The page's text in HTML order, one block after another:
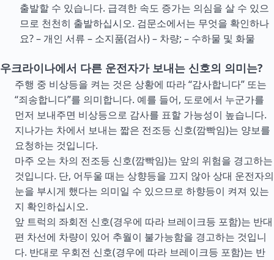
출발할 수 있습니다. 급격한 속도 증가는 의심을 살 수 있으
므로 천천히 출발하십시오. 검문소에서는 무엇을 확인하나
요? – 개인 서류 – 소지품(검사) – 차량; – 수하물 및 화물
우크라이나에서 다른 운전자가 보내는 신호의 의미는?
주행 중 비상등을 켜는 것은 상황에 따라 “감사합니다” 또는
“죄송합니다”를 의미합니다. 예를 들어, 도로에서 누군가를
먼저 보내주면 비상등으로 감사를 표할 가능성이 높습니다.
지나가는 차에서 보내는 짧은 전조등 신호(깜빡임)는 양보를
요청하는 것입니다.
마주 오는 차의 전조등 신호(깜빡임)는 앞의 위험을 경고하는
것입니다. 단, 어두울 때는 상향등을 끄지 않아 상대 운전자의
눈을 부시게 했다는 의미일 수 있으므로 하향등이 켜져 있는
지 확인하십시오.
앞 트럭의 좌회전 신호(경우에 따라 브레이크등 포함)는 반대
편 차선에 차량이 있어 추월이 불가능함을 경고하는 것입니
다. 반대로 우회전 신호(경우에 따라 브레이크등 포함)는 반